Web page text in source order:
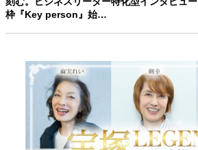
枠『Key person』始…